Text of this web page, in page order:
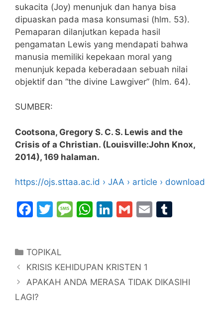
sukacita (Joy) menunjuk dan hanya bisa
dipuaskan pada masa konsumasi (hlm. 53).
Pemaparan dilanjutkan kepada hasil
pengamatan Lewis yang mendapati bahwa
manusia memiliki kepekaan moral yang
menunjuk kepada keberadaan sebuah nilai
objektif dan “the divine Lawgiver” (hlm. 64).
SUMBER:
Cootsona, Gregory S. C. S. Lewis and the
Crisis of a Christian. (Louisville:John Knox,
2014), 169 halaman.
https://ojs.sttaa.ac.id › JAA › article › download
F
e
b
o
o
T
er
M
a
g
W
A
p
Li
dI
n
G
E
Categories
TOPIKAL
KRISIS KEHIDUPAN KRISTEN 1
APAKAH ANDA MERASA TIDAK DIKASIHI
LAGI?